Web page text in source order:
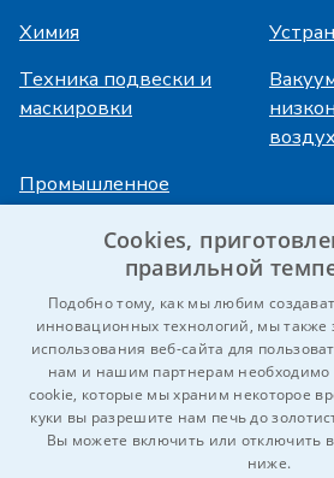
Химия
Техника подвески и
маскировки
Промышленное
охлаждение
O фирме ITS
Карьера
Референции
Cookies,
правильной
Подобно тому, как мы любим
инновационных технологий, мы также
использования веб-сайта для
нам и нашим партнерам необходимо
cookie, которые мы храним некоторое
куки вы разрешите нам печь до
Вы можете включить или отключить
ниже.